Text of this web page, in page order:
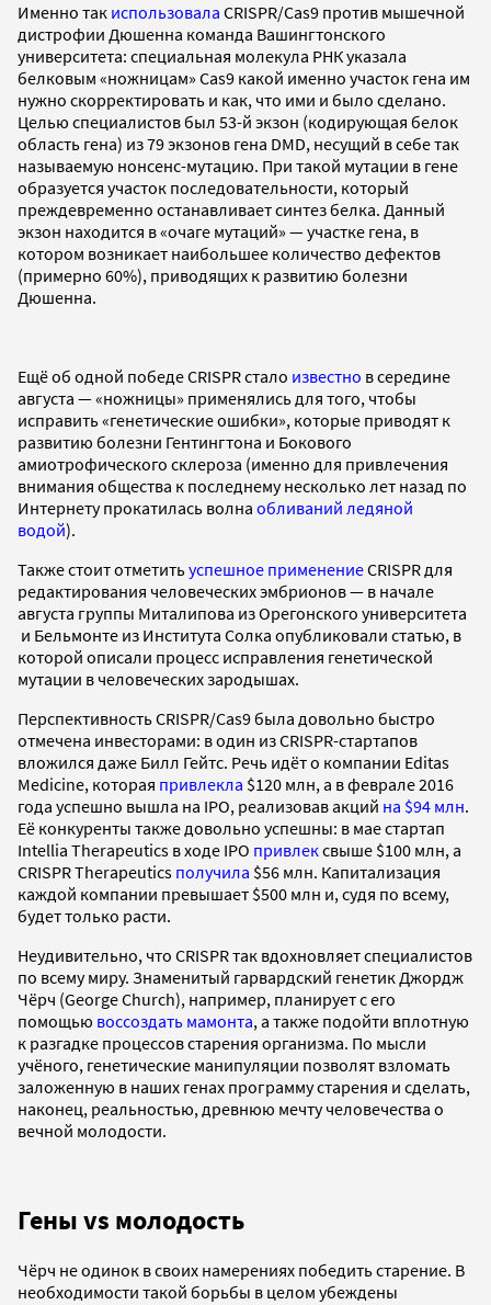
Именно так использовала CRISPR/Cas9 против мышечной
дистрофии Дюшенна команда Вашингтонского
университета: специальная молекула РНК указала
белковым «ножницам» Cas9 какой именно участок гена им
нужно скорректировать и как, что ими и было сделано.
Целью специалистов был 53-й экзон (кодирующая белок
область гена) из 79 экзонов гена DMD, несущий в себе так
называемую нонсенс-мутацию. При такой мутации в гене
образуется участок последовательности, который
преждевременно останавливает синтез белка. Данный
экзон находится в «очаге мутаций» — участке гена, в
котором возникает наибольшее количество дефектов
(примерно 60%), приводящих к развитию болезни
Дюшенна.
Ещё об одной победе CRISPR стало известно в середине
августа — «ножницы» применялись для того, чтобы
исправить «генетические ошибки», которые приводят к
развитию болезни Гентингтона и Бокового
амиотрофического склероза (именно для привлечения
внимания общества к последнему несколько лет назад по
Интернету прокатилась волна обливаний ледяной
водой).
Также стоит отметитьуспешное применениеCRISPR для
редактирования человеческих эмбрионов — в начале
августа группы Миталипова из Орегонского университета
и Бельмонте из Института Солка опубликовали статью, в
которой описали процесс исправления генетической
мутации в человеческих зародышах.
Перспективность CRISPR/Cas9 была довольно быстро
отмечена инвесторами: в один из CRISPR-стартапов
вложился даже Билл Гейтс. Речь идёт о компании Editas
Medicine, которая привлекла $120 млн, а в феврале 2016
года успешно вышла на IPO, реализовав акций на $94 млн.
Её конкуренты также довольно успешны: в мае стартап
Intellia Therapeutics в ходе IPO привлексвыше $100 млн, а
CRISPR Therapeutics получила $56 млн. Капитализация
каждой компании превышает $500 млн и, судя по всему,
будет только расти.
Неудивительно, что CRISPR так вдохновляет специалистов
по всему миру. Знаменитый гарвардский генетик Джордж
Чёрч (George Church), например, планирует с его
помощью воссоздать мамонта, а также подойти вплотную
к разгадке процессов старения организма. По мысли
учёного, генетические манипуляции позволят взломать
заложенную в наших генах программу старения и сделать,
наконец, реальностью, древнюю мечту человечества о
вечной молодости.
Гены vs молодость
Чёрч не одинок в своих намерениях победить старение. В
необходимости такой борьбы в целом убеждены